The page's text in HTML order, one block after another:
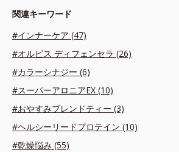
関連キーワード
#インナーケア (47)
#オルビス ディフェンセラ (26)
#カラーシナジー (6)
#スーパーアロニアEX (10)
#おやすみブレンドティー (3)
#ヘルシーリードプロテイン (10)
#乾燥悩み (55)